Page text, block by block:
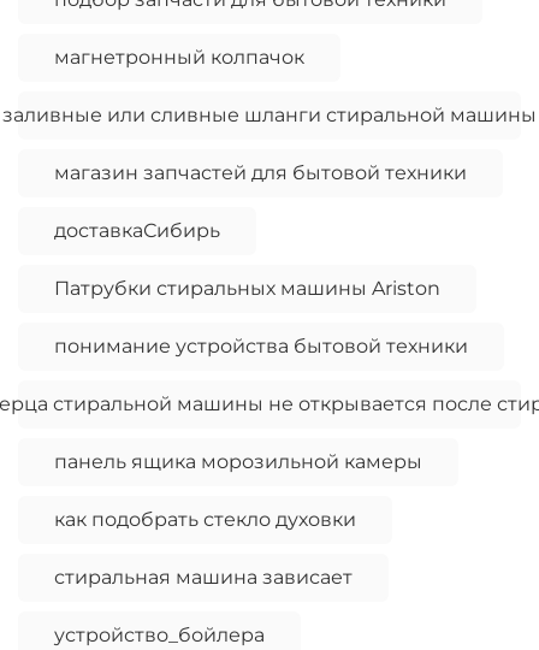
магнетронный колпачок
заливные или сливные шланги стиральной машины
магазин запчастей для бытовой техники
доставкаСибирь
Патрубки стиральных машины Ariston
понимание устройства бытовой техники
стиральной машины не открывается после
панель ящика морозильной камеры
как подобрать стекло духовки
стиральная машина зависает
устройство_бойлера